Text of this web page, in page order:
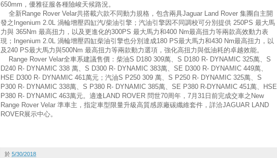
650mm，優雅征服各種險峻天候路況。
全新Range Rover Velar共搭載六款不同動力規格，包含兩具Jaguar Land Rover 集團自主開
發之Ingenium 2.0L 渦輪增壓四缸汽/柴油引擎；汽油引擎因不同調校可分別提供 250PS 最大馬
力與 365Nm 最高扭力，以及更進化的300PS 最大馬力和400 Nm最高扭力等兩款高效動力表
現；Ingenium 2.0L 渦輪增壓四缸柴油引擎也分別達成180 PS最大馬力和430 Nm最高扭力，以
及240 PS最大馬力與500Nm 最高扭力等兩款動力選項，強化高扭力與低油耗的卓越效能。
Range Rover Velar全車系建議售價：柴油S D180 309萬、S D180 R- DYNAMIC 325萬、S
D240 R- DYNAMIC 338 萬、S D300 R- DYNAMIC 383萬、SE D300 R- DYNAMIC 449萬、
HSE D300 R- DYNAMIC 461萬元；汽油S P250 309 萬、S P250 R- DYNAMIC 325萬、S
P300 R- DYNAMIC 338萬、S P380 R- DYNAMIC 385萬、SE P380 R-DYNAMIC 451萬、HSE
P380 R- DYNAMIC 463萬元。適逢LAND ROVER 問世70周年，7月31日前完成交車之New
Range Rover Velar 準車主，指定車型限量升級高質感原廠碳纖維套件，詳洽JAGUAR LAND
ROVER展示中心。
於 5/30/2018